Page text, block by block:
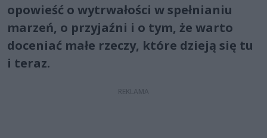
opowieść o wytrwałości w spełnianiu
marzeń, o przyjaźni i o tym, że warto
doceniać małe rzeczy, które dzieją się tu
i teraz.